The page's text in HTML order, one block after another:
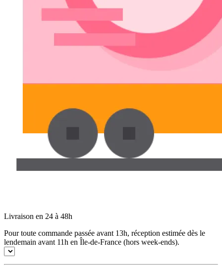
Livraison en 24 à 48h
Pour toute commande passée avant 13h, réception estimée dès le
lendemain avant 11h en Île-de-France (hors week-ends).